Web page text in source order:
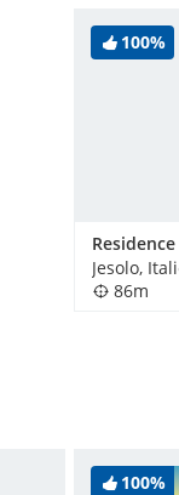
100%
Jesolo,
86m
100%